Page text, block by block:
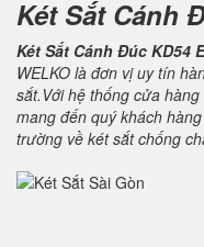
Két Sắt Cánh
Két Sắt Cánh Đúc KD54
WELKO là đơn vị uy tín
sắt.Với hệ thống cửa
mang đến quý khách
trường về két sắt chống